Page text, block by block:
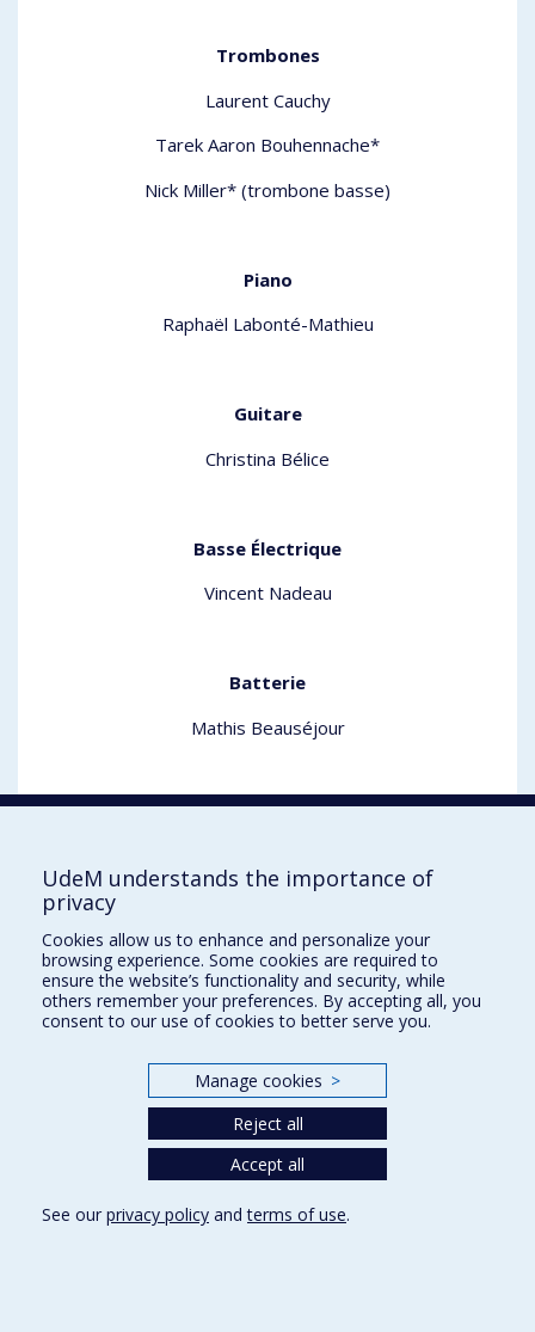
Trombones
Laurent Cauchy
Tarek Aaron Bouhennache*
Nick Miller* (trombone basse)
Piano
Raphaël Labonté-Mathieu
Guitare
Christina Bélice
Basse Électrique
Vincent Nadeau
Batterie
Mathis Beauséjour
LES ADMISSIONS SONT EN COURS
Faites votre demande d'admission
Événements à venir
UdeM understands the importance of
privacy
Cookies allow us to enhance and personalize your
browsing experience. Some cookies are required to
ensure the website’s functionality and security, while
others remember your preferences. By accepting all, you
consent to our use of cookies to better serve you.
Manage cookies >
Reject all
Accept all
See our privacy policy andterms of use.